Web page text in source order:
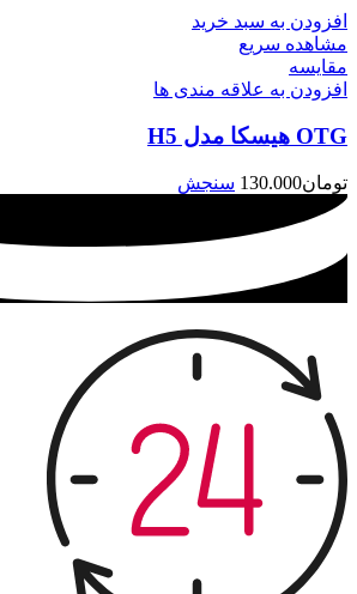
افزودن به سبد خرید
مشاهده سریع
مقایسه
افزودن به علاقه مندی ها
OTG هیسکا مدل H5
تومان130.000 سنجش